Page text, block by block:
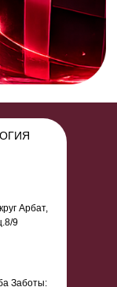
Заботы:
Арбат,
9